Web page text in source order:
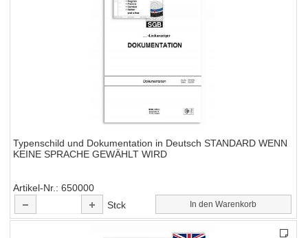
Typenschild und Dokumentation in Deutsch STANDARD WENN
KEINE SPRACHE GEWÄHLT WIRD
Artikel-Nr.
650000
Stck
In den Warenkorb